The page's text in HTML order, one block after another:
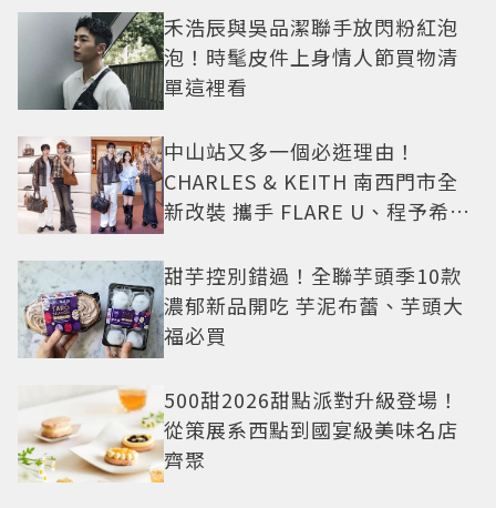
禾浩辰與吳品潔聯手放閃粉紅泡
泡！時髦皮件上身情人節買物清
單這裡看
中山站又多一個必逛理由！
CHARLES & KEITH 南西門市全
新改裝 攜手 FLARE U、程予希演
甜芋控別錯過！全聯芋頭季10款
濃郁新品開吃 芋泥布蕾、芋頭大
福必買
500甜2026甜點派對升級登場！
從策展系西點到國宴級美味名店
齊聚